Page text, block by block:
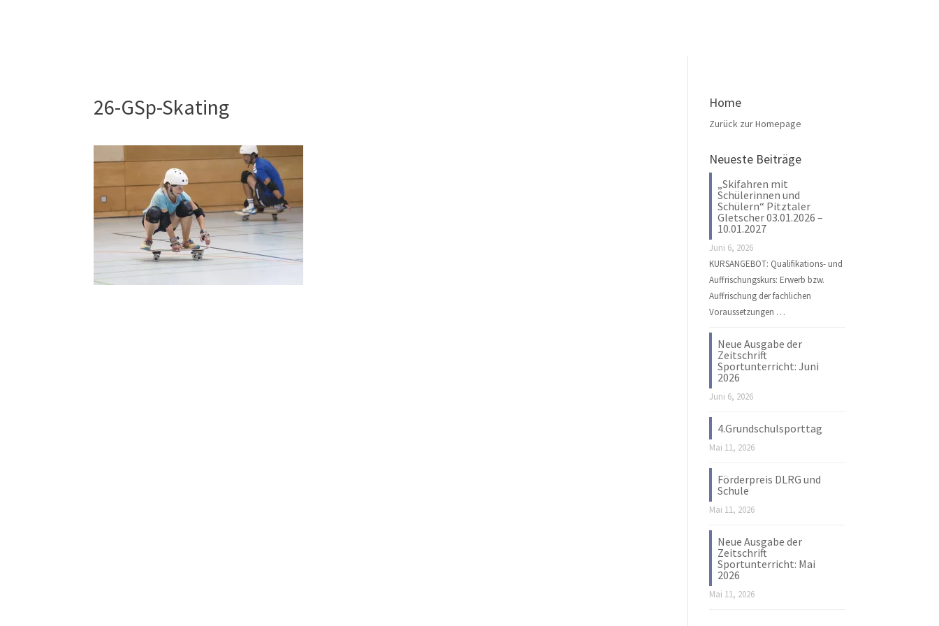
26-GSp-Skating Home
Zurück zur Homepage
Neueste Beiträge
„Skifahren mit
Schülerinnen und
Schülern“ Pitztaler
Gletscher 03.01.2026 –
10.01.2027
Juni 6, 2026
KURSANGEBOT: Qualifikations- und
Auffrischungskurs: Erwerb bzw.
Auffrischung der fachlichen
Voraussetzungen …
Neue Ausgabe der
Zeitschrift
Sportunterricht: Juni
2026
Juni 6, 2026
4.Grundschulsporttag
Mai 11, 2026
Förderpreis DLRG und
Schule
Mai 11, 2026
Neue Ausgabe der
Zeitschrift
Sportunterricht: Mai
2026
Mai 11, 2026